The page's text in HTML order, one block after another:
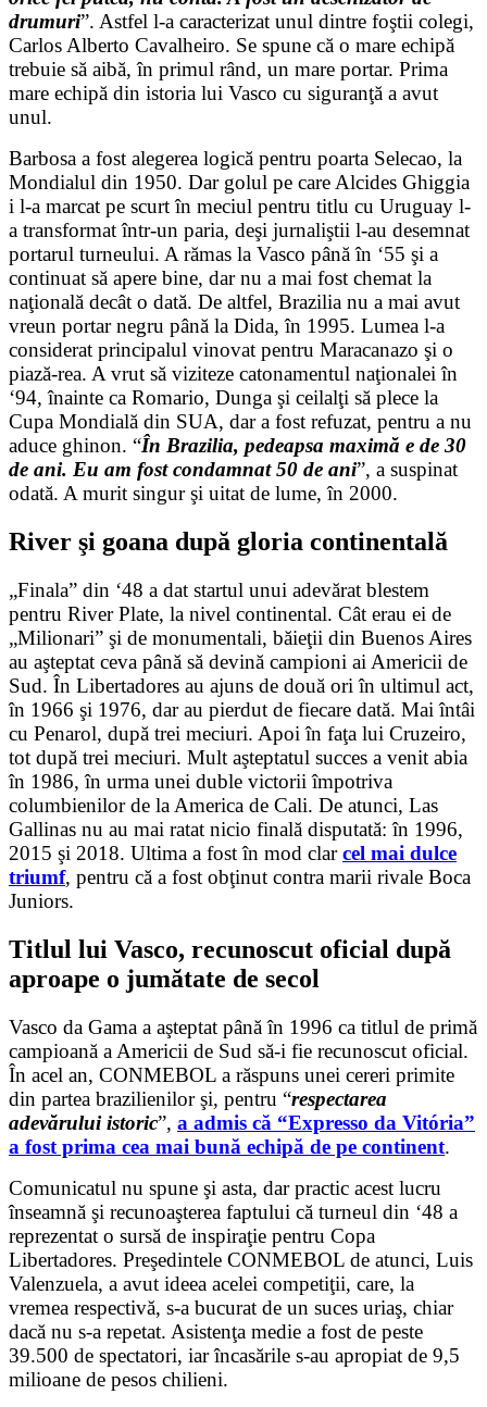
drumuri”. Astfel l-a caracterizat unul dintre foştii colegi,
Carlos Alberto Cavalheiro. Se spune că o mare echipă
trebuie să aibă, în primul rând, un mare portar. Prima
mare echipă din istoria lui Vasco cu siguranţă a avut
unul.
Barbosa a fost alegerea logică pentru poarta Selecao, la
Mondialul din 1950. Dar golul pe care Alcides Ghiggia
i l-a marcat pe scurt în meciul pentru titlu cu Uruguay l-
a transformat într-un paria, deşi jurnaliştii l-au desemnat
portarul turneului. A rămas la Vasco până în ‘55 şi a
continuat să apere bine, dar nu a mai fost chemat la
naţională decât o dată. De altfel, Brazilia nu a mai avut
vreun portar negru până la Dida, în 1995. Lumea l-a
considerat principalul vinovat pentru Maracanazo şi o
piază-rea. A vrut să viziteze catonamentul naţionalei în
‘94, înainte ca Romario, Dunga şi ceilalţi să plece la
Cupa Mondială din SUA, dar a fost refuzat, pentru a nu
aduce ghinon. “În Brazilia, pedeapsa maximă e de 30
de ani. Eu am fost condamnat 50 de ani”, a suspinat
odată. A murit singur şi uitat de lume, în 2000.
River şi goana după gloria continentală
„Finala” din ‘48 a dat startul unui adevărat blestem
pentru River Plate, la nivel continental. Cât erau ei de
„Milionari” şi de monumentali, băieţii din Buenos Aires
au aşteptat ceva până să devină campioni ai Americii de
Sud. În Libertadores au ajuns de două ori în ultimul act,
în 1966 şi 1976, dar au pierdut de fiecare dată. Mai întâi
cu Penarol, după trei meciuri. Apoi în faţa lui Cruzeiro,
tot după trei meciuri. Mult aşteptatul succes a venit abia
în 1986, în urma unei duble victorii împotriva
columbienilor de la America de Cali. De atunci, Las
Gallinas nu au mai ratat nicio finală disputată: în 1996,
2015 şi 2018. Ultima a fost în mod clarcel mai dulce
triumf, pentru că a fost obţinut contra marii rivale Boca
Juniors.
Titlul lui Vasco, recunoscut oficial după
aproape o jumătate de secol
Vasco da Gama a aşteptat până în 1996 ca titlul de primă
campioană a Americii de Sud să-i fie recunoscut oficial.
În acel an, CONMEBOL a răspuns unei cereri primite
din partea brazilienilor şi, pentru “respectarea
adevărului istoric”, a admis că “Expresso da Vitória”
a fost prima cea mai bună echipă de pe continent.
Comunicatul nu spune şi asta, dar practic acest lucru
înseamnă şi recunoaşterea faptului că turneul din ‘48 a
reprezentat o sursă de inspiraţie pentru Copa
Libertadores. Preşedintele CONMEBOL de atunci, Luis
Valenzuela, a avut ideea acelei competiţii, care, la
vremea respectivă, s-a bucurat de un suces uriaş, chiar
dacă nu s-a repetat. Asistenţa medie a fost de peste
39.500 de spectatori, iar încasările s-au apropiat de 9,5
milioane de pesos chilieni.